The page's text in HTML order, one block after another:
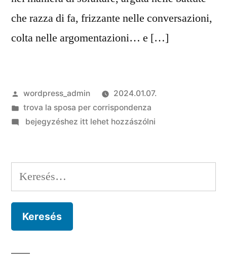
che razza di fa, frizzante nelle conversazioni,
colta nelle argomentazioni… e […]
Szerző:
wordpress_admin
2024.01.07.
Kategória:
trova la sposa per corrispondenza
on
momento
che
e
dell’seguente
bejegyzéshez itt lehet hozzászólni
Keresés: